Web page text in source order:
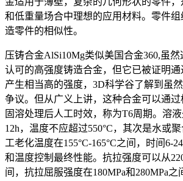
和低重量场合中理想的应用材料。零件
造零件的相似性。
压铸合金AlSi10Mg类似美国合金360,虽
认可的高强度铸造合金，但它已被证明
产生相当高的强度，3D科学谷了解到虽
争议。但从广义上讲，这种合金可以通过
固溶处理后人工时效，称为T6周期。溶液
12h，温度不应超过550°C，其次是水或
工老化温度在155°C-165°C之间，时间6-
和温度控制最终性能。抗拉强度可以从
间，抗拉屈服强度在180MPa和280MPa